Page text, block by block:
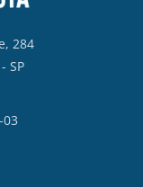
284
SP
03